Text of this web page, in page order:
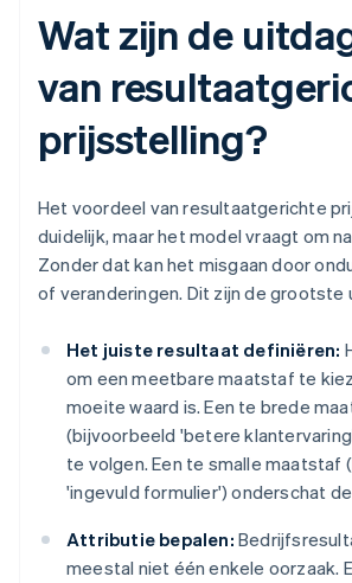
Wat zijn de
van
prijsstelling?
Het voordeel van resultaatgerichte
duidelijk, maar het model vraagt om
Zonder dat kan het misgaan door
of veranderingen. Dit zijn de grootste
Het juiste resultaat definiëren:
om een meetbare maatstaf te
moeite waard is. Een te brede
(bijvoorbeeld 'betere
te volgen. Een te smalle maatstaf
'ingevuld formulier') onderschat
Attributie bepalen:
meestal niet één enkele oorzaak.